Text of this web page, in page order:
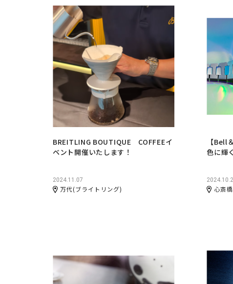
BREITLING BOUTIQUE COFFEEイ
ベント開催いたします！
2024.11.07
万代(ブライトリング)
【Bell
色に輝
心斎橋